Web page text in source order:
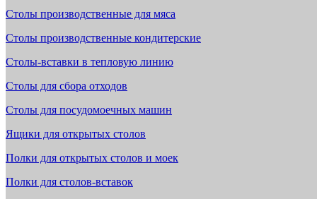
Столы производственные для мяса
Столы производственные кондитерские
Столы-вставки в тепловую линию
Столы для сбора отходов
Столы для посудомоечных машин
Ящики для открытых столов
Полки для открытых столов и моек
Полки для столов-вставок